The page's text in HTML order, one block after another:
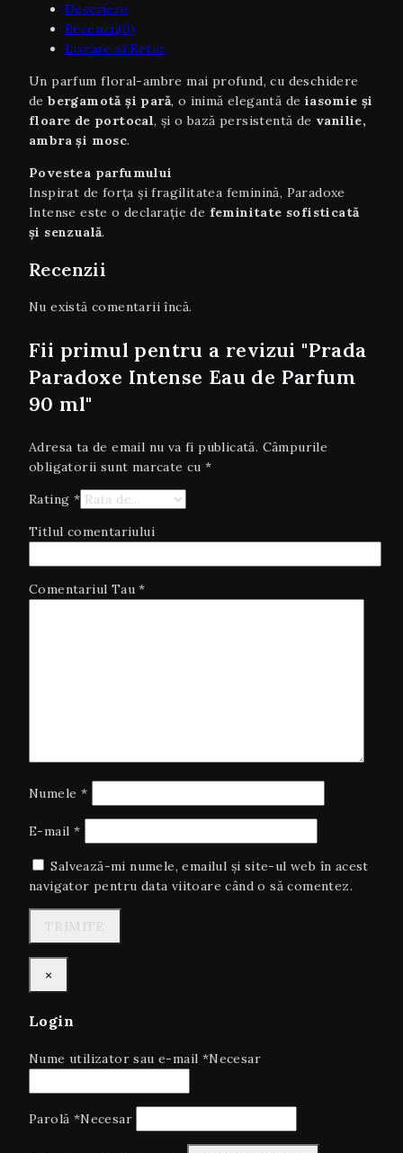
Descriere
Recenzii(0)
Livrare si Retur
Un parfum floral-ambre mai profund, cu deschidere
debergamotă și pară, o inimă elegantă de iasomie și
floare de portocal, și o bază persistentă de vanilie,
ambra și mosc.
Povestea parfumului
Inspirat de forța și fragilitatea feminină, Paradoxe
Intense este o declarație de feminitate sofisticată
și senzuală.
Recenzii
Nu există comentarii încă.
Fii primul pentru a revizui "Prada
Paradoxe Intense Eau de Parfum
90 ml"
Adresa ta de email nu va fi publicată. Câmpurile
obligatorii sunt marcate cu*
Rating *
Titlul comentariului
Comentariul Tau*
Numele *
E-mail *
Salvează-mi numele, emailul și site-ul web în acest
navigator pentru data viitoare când o să comentez.
×
Login
Nume utilizator sau e-mail *Necesar
Parolă *Necesar